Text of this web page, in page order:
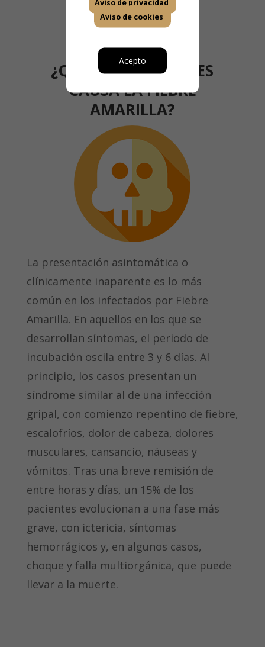
¿QUÉ ENFERMEDADES
CAUSA LA FIEBRE
AMARILLA?
La presentación asintomática o
clínicamente inaparente es lo más
común en los infectados por Fiebre
Amarilla. En aquellos en los que se
desarrollan síntomas, el periodo de
incubación oscila entre 3 y 6 días. Al
principio, los casos presentan un
síndrome similar al de una infección
gripal, con comienzo repentino de fiebre,
escalofríos, dolor de cabeza, dolores
musculares, cansancio, náuseas y
vómitos. Tras una breve remisión de
entre horas y días, un 15% de los
pacientes evolucionan a una fase más
grave, con ictericia, síntomas
hemorrágicos y, en algunos casos,
choque y falla multiorgánica, que puede
llevar a la muerte.
Aviso de privacidad
Aviso de cookies
Acepto